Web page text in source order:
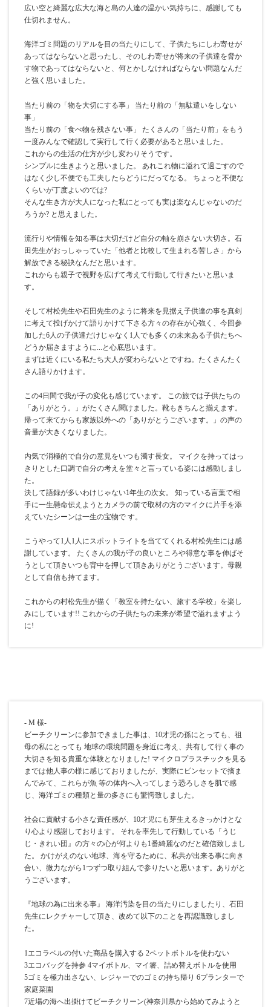
広い空と綺麗な広大な海と島の人達の温かい気持ちに、感謝しても
仕切れません。
海洋ゴミ問題のリアルを目の当たりにして、子供たちにしわ寄せが
あってはならないと思ったし、そのしわ寄せが将来の子供達を脅か
す物であってはならないと、何とかしなければならない問題なんだ
と強く思いました。
当たり前の「物を大切にする事」 当たり前の「無駄遣いをしない
事」
当たり前の「食べ物を残さない事」 たくさんの「当たり前」をもう
一度みんなで確認して実行して行く必要があると思いました。
これからの生活の仕方が少し変わりそうです。
シンプルに生きようと思いました。 あれこれ物に溢れて過ごすので
はなく少し不便でも工夫したらどうにだってなる。 ちょっと不便な
くらいが丁度よいのでは?
そんな生き方が大人になった私にとっても実は楽なんじゃないのだ
ろうか? と思えました。
流行りや情報を知る事は大切だけど自分の軸を崩さない大切さ。石
田先生がおっしゃっていた「他者と比較して生まれる苦しさ」から
解放できる秘訣なんだと思います。
これからも親子で視野を広げて考えて行動して行きたいと思いま
す。
そして村松先生や石田先生のように将来を見据え子供達の事を真剣
に考えて投げかけて語りかけて下さる方々の存在が心強く、今回参
加した6人の子供達だけじゃなく1人でも多くの未来ある子供たちへ
どうか届きますように...と心底思います。
まずは近くにいる私たち大人が変わらないとですね。たくさんたく
さん語りかけます。
この4日間で我が子の変化も感じています。 この旅では子供たちの
「ありがとう。」がたくさん聞けました。靴もきちんと揃えます。
帰って来てからも家族以外への「ありがとうございます。」の声の
音量が大きくなりました。
内気で消極的で自分の意見をいつも濁す長女。 マイクを持ってはっ
きりとした口調で自分の考えを堂々と言っている姿には感動しまし
た。
決して語録が多いわけじゃない1年生の次女。 知っている言葉で相
手に一生懸命伝えようとカメラの前で取材の方のマイクに片手を添
えていたシーンは一生の宝物で す。
こうやって1人1人にスポットライトを当ててくれる村松先生には感
謝しています。 たくさんの我が子の良いところや得意な事を伸ばそ
うとして頂きいつも背中を押して頂きありがとうございます。母親
として自信も持てます。
これからの村松先生が描く「教室を持たない、旅する学校」を楽し
みにしています!! これからの子供たちの未来が希望で溢れますよう
に!
- M 様-
ビーチクリーンに参加できました事は、10才児の孫にとっても、祖
母の私にとっても 地球の環境問題を身近に考え、共有して行く事の
大切さを知る貴重な体験となりました! マイクロプラスチックを見る
までは他人事の様に感じておりましたが、実際にピンセットで摘ま
んでみて、これらが魚 等の体内へ入ってしまう恐ろしさを肌で感
じ、海洋ゴミの種類と量の多さにも驚愕致しました。
社会に貢献する小さな責任感が、10才児にも芽生えるきっかけとな
り心より感謝しております。 それを率先して行動している『うじ
じ・きれい団』の方々の心が何よりも1番綺麗なのだと確信致しまし
た。 かけがえのない地球、海を守るために、私共が出来る事に向き
合い、微力ながら1つずつ取り組んで参りたいと思います。ありがと
うございます。
『地球の為に出来る事』 海洋汚染を目の当たりにしましたり、石田
先生にレクチャーして頂き、改めて以下のことを再認識致しまし
た。
1エコラベルの付いた商品を購入する 2ペットボトルを使わない
3エコバッグを持参 4マイボトル、マイ箸、詰め替えボトルを使用
5ゴミを極力出さない、レジャーでのゴミの持ち帰り 6プランターで
家庭菜園
7近場の海へ出掛けてビーチクリーン(神奈川県から始めてみようと